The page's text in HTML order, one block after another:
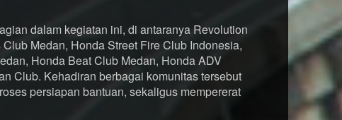
dalam kegiatan ini, di antaranya Revolution
Medan, Honda Street Fire Club Indonesia,
Honda Beat Club Medan, Honda ADV
Club. Kehadiran berbagai komunitas tersebut
persiapan bantuan, sekaligus mempererat